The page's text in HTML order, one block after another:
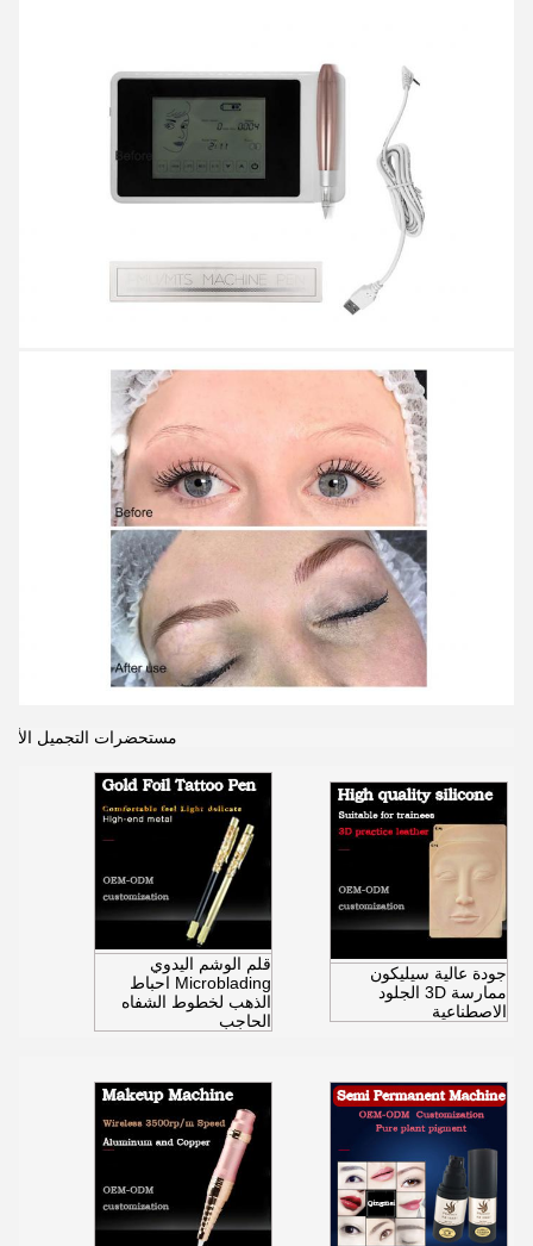
مستحضرات التجميل
جودة عالية سيليكون
ممارسة 3D الجلود
الاصطناعية
قلم الوشم اليدوي
Microblading احباط
الذهب لخطوط الشفاه
الحاجب